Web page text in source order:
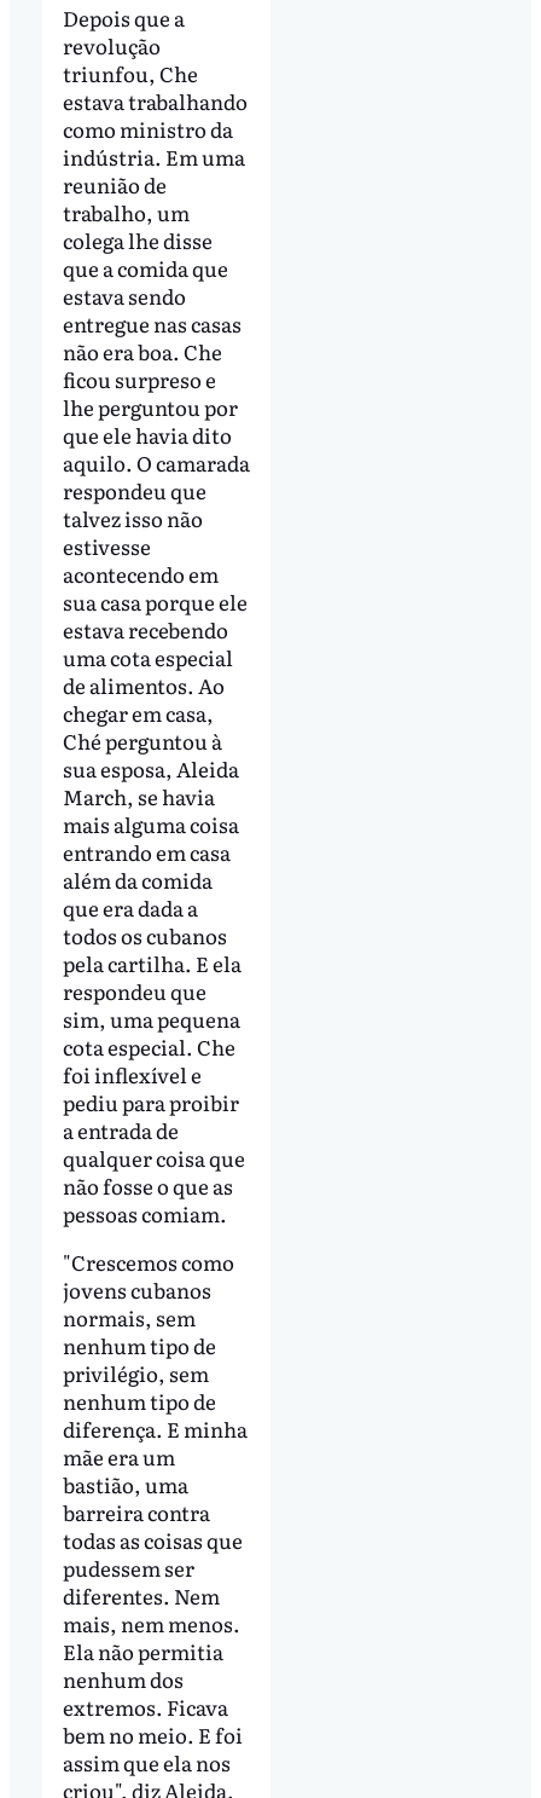
Depois que a
revolução
triunfou, Che
estava trabalhando
como ministro da
indústria. Em uma
reunião de
trabalho, um
colega lhe disse
que a comida que
estava sendo
entregue nas casas
não era boa. Che
ficou surpreso e
lhe perguntou por
que ele havia dito
aquilo. O camarada
respondeu que
talvez isso não
estivesse
acontecendo em
sua casa porque ele
estava recebendo
uma cota especial
de alimentos. Ao
chegar em casa,
Ché perguntou à
sua esposa, Aleida
March, se havia
mais alguma coisa
entrando em casa
além da comida
que era dada a
todos os cubanos
pela cartilha. E ela
respondeu que
sim, uma pequena
cota especial. Che
foi inflexível e
pediu para proibir
a entrada de
qualquer coisa que
não fosse o que as
pessoas comiam.
"Crescemos como
jovens cubanos
normais, sem
nenhum tipo de
privilégio, sem
nenhum tipo de
diferença. E minha
mãe era um
bastião, uma
barreira contra
todas as coisas que
pudessem ser
diferentes. Nem
mais, nem menos.
Ela não permitia
nenhum dos
extremos. Ficava
bem no meio. E foi
assim que ela nos
criou", diz Aleida.